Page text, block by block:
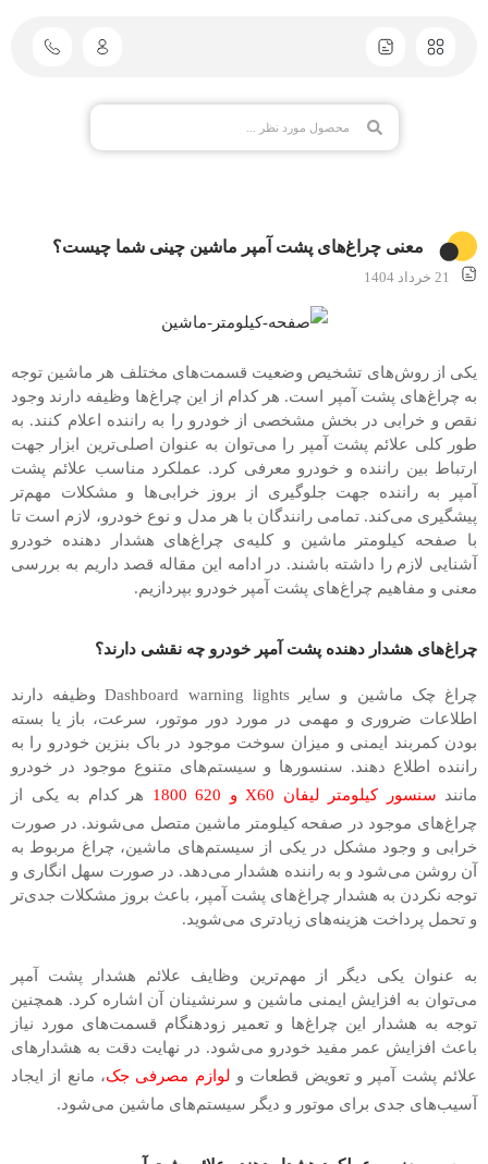
معنی چراغ‌های پشت آمپر ماشین چینی شما چیست؟
21 خرداد 1404
یکی از روش‌های تشخیص وضعیت قسمت‌های مختلف هر ماشین توجه
به چراغ‌های پشت آمپر است. هر کدام از این چراغ‌ها وظیفه دارند وجود
نقص و خرابی در بخش مشخصی از خودرو را به راننده اعلام کنند. به
طور کلی علائم پشت آمپر را می‌توان به عنوان اصلی‌ترین ابزار جهت
ارتباط بین راننده و خودرو معرفی کرد. عملکرد مناسب علائم پشت
آمپر به راننده جهت جلوگیری از بروز خرابی‌ها و مشکلات مهم‌تر
پیشگیری می‌کند. تمامی رانندگان با هر مدل و نوع خودرو، لازم است تا
با صفحه کیلومتر ماشین و کلیه‌ی چراغ‌های هشدار دهنده خودرو
آشنایی لازم را داشته باشند. در ادامه این مقاله قصد داریم به بررسی
معنی و مفاهیم چراغ‌های پشت آمپر خودرو بپردازیم.
چراغ‌های هشدار دهنده پشت آمپر خودرو چه نقشی دارند؟
چراغ چک ماشین و سایر Dashboard warning lights وظیفه دارند
اطلاعات ضروری و مهمی در مورد دور موتور، سرعت، باز یا بسته
بودن کمربند ایمنی و میزان سوخت موجود در باک بنزین خودرو را به
راننده اطلاع دهند. سنسورها و سیستم‌های متنوع موجود در خودرو
مانند سنسور کیلومتر لیفان X60 و 620 1800
هر کدام به یکی از
چراغ‌های موجود در صفحه کیلومتر ماشین متصل می‌شوند. در صورت
خرابی و وجود مشکل در یکی از سیستم‌های ماشین، چراغ مربوط به
آن روشن می‌شود و به راننده هشدار می‌دهد. در صورت سهل انگاری و
توجه نکردن به هشدار چراغ‌های پشت آمپر، باعث بروز مشکلات جدی‌تر
و تحمل پرداخت هزینه‌های زیادتری می‌شوید.
به عنوان یکی دیگر از مهم‌ترین وظایف علائم هشدار پشت آمپر
می‌توان به افزایش ایمنی ماشین و سرنشینان آن اشاره کرد. همچنین
توجه به هشدار این چراغ‌ها و تعمیر زودهنگام قسمت‌های مورد نیاز
باعث افزایش عمر مفید خودرو می‌شود. در نهایت دقت به هشدار‌های
علائم پشت آمپر و تعویض قطعات و لوازم مصرفی جک، مانع از ایجاد
آسیب‌های جدی برای موتور و دیگر سیستم‌های ماشین می‌شود.